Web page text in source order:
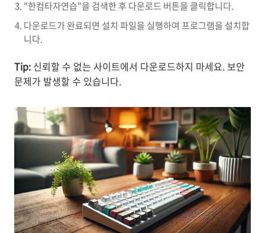
"한컴타자연습"을 검색한 후 다운로드 버튼을 클릭합니다.
다운로드가 완료되면 설치 파일을 실행하여 프로그램을 설치합
니다.
Tip: 신뢰할 수 없는 사이트에서 다운로드하지 마세요. 보안
문제가 발생할 수 있습니다.